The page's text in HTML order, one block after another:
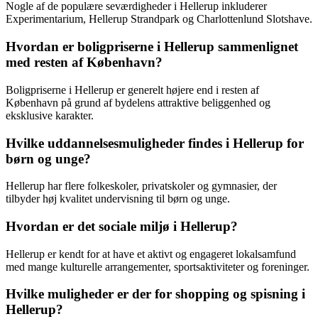
Nogle af de populære seværdigheder i Hellerup inkluderer
Experimentarium, Hellerup Strandpark og Charlottenlund Slotshave.
Hvordan er boligpriserne i Hellerup sammenlignet
med resten af København?
Boligpriserne i Hellerup er generelt højere end i resten af
København på grund af bydelens attraktive beliggenhed og
eksklusive karakter.
Hvilke uddannelsesmuligheder findes i Hellerup for
børn og unge?
Hellerup har flere folkeskoler, privatskoler og gymnasier, der
tilbyder høj kvalitet undervisning til børn og unge.
Hvordan er det sociale miljø i Hellerup?
Hellerup er kendt for at have et aktivt og engageret lokalsamfund
med mange kulturelle arrangementer, sportsaktiviteter og foreninger.
Hvilke muligheder er der for shopping og spisning i
Hellerup?